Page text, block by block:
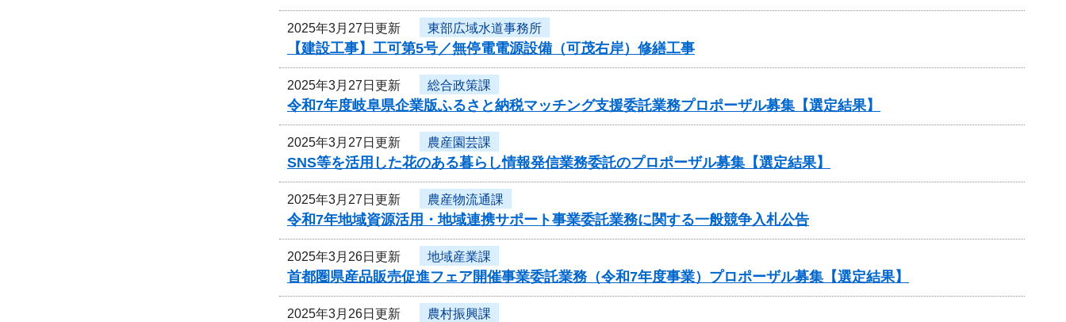
2025年3月27日更新 東部広域水道事務所
【建設工事】工可第5号／無停電電源設備（可茂右岸）修繕工事
2025年3月27日更新 総合政策課
令和7年度岐阜県企業版ふるさと納税マッチング支援委託業務プロポーザル募集【選定結果】
2025年3月27日更新 農産園芸課
SNS等を活用した花のある暮らし情報発信業務委託のプロポーザル募集【選定結果】
2025年3月27日更新 農産物流通課
令和7年地域資源活用・地域連携サポート事業委託業務に関する一般競争入札公告
2025年3月26日更新 地域産業課
首都圏県産品販売促進フェア開催事業委託業務（令和7年度事業）プロポーザル募集【選定結果】
2025年3月26日更新 農村振興課